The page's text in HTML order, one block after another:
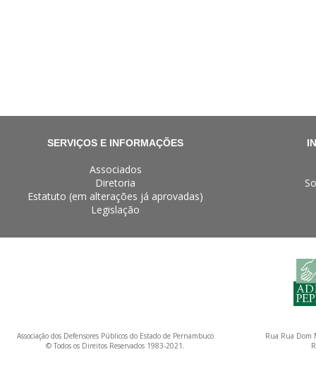
SERVIÇOS E INFORMAÇÕES
Associados
Diretoria
Estatuto (em alterações já aprovadas)
Legislação
Associação dos Defensores Públicos do Estado de Pernambuco
© Todos os Direitos Reservados 1983-2021.
Rua Rua Dom